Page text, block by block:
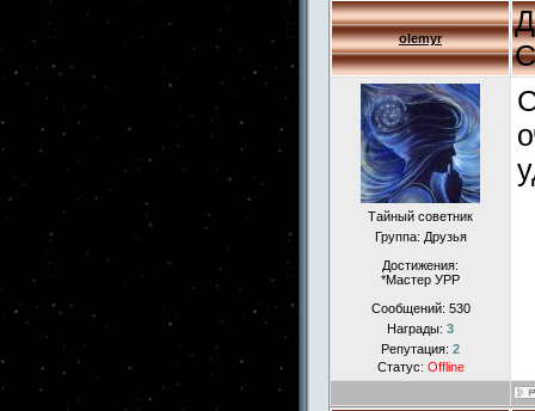
olemyr
Тайный советник
Группа: Друзья
Достижения:
*Мастер УРР
Сообщений: 530
Награды: 3
Репутация: 2
Статус: Offline